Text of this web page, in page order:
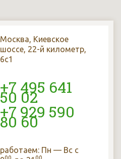
Москва, Киевское
шоссе, 22-й километр,
6с1
+7 495 641
50 02
+7 929 590
80 60
работаем: Пн — Вс с
00 00